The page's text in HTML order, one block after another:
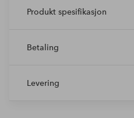
Produkt spesifikasjon
Betaling
Levering